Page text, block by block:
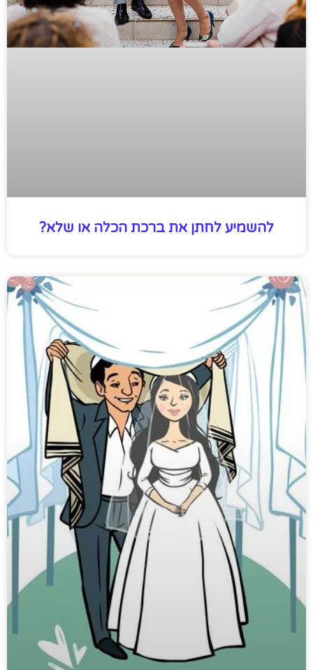
להשמיע לחתן את ברכת הכלה או שלא?